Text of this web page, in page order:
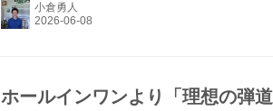
小倉勇人
ホールインワンより「理想の弾